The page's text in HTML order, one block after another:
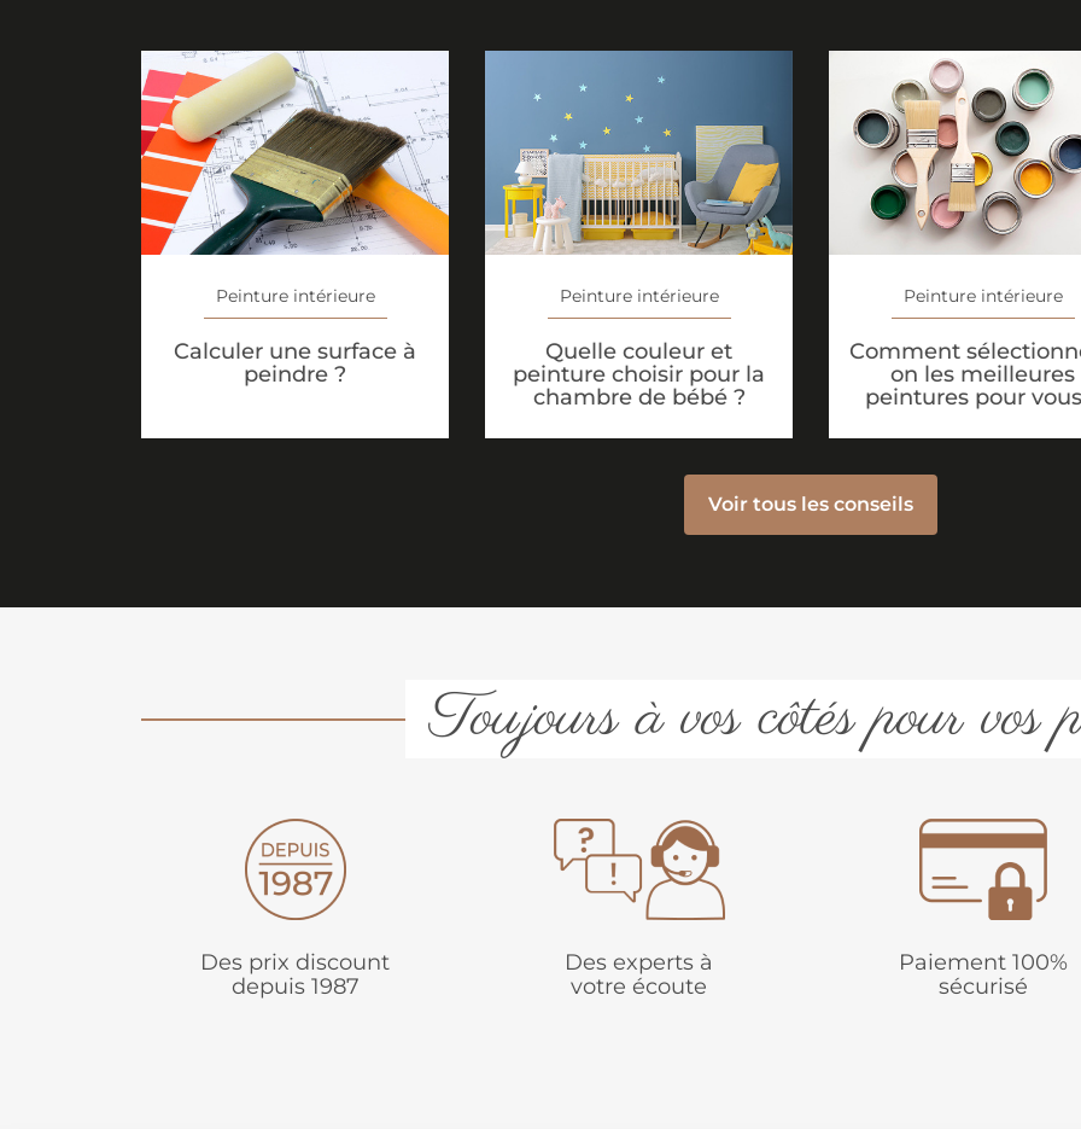
Peinture intérieure
Calculer une surface à
peindre ?
Peinture intérieure
Quelle couleur et
peinture choisir pour la
chambre de bébé ?
Peinture intérieure
Comment
on les meilleures
peintures pour
Voir tous les conseils
Toujours à vos côtés pour vos
Des prix discount
depuis 1987
Des experts à
votre écoute
Paiement 100%
sécurisé